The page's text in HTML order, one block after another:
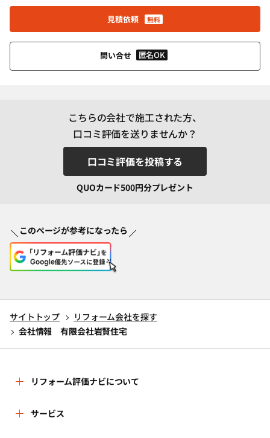
見積依頼 無料
問い合せ 匿名OK
こちらの会社で施工された方、
口コミ評価を送りませんか？
口コミ評価を投稿する
QUOカード500円分プレゼント
このページが参考になったら
サイトトップ
リフォーム会社を探す
会社情報 有限会社岩賢住宅
リフォーム評価ナビについて
リフォーム評価ナビとは
サービス